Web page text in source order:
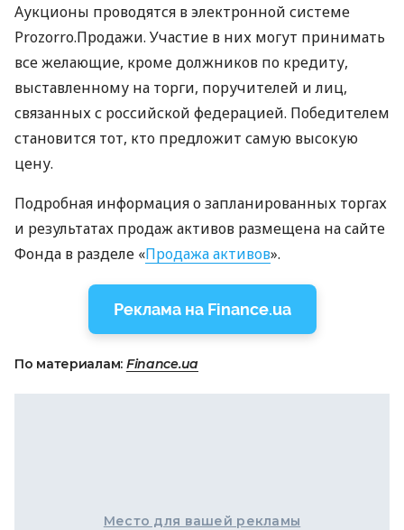
Аукционы проводятся в электронной системе
Prozorro.Продажи. Участие в них могут принимать
все желающие, кроме должников по кредиту,
выставленному на торги, поручителей и лиц,
связанных с российской федерацией. Победителем
становится тот, кто предложит самую высокую
цену.
Подробная информация о запланированных торгах
и результатах продаж активов размещена на сайте
Фонда в разделе «Продажа активов».
Реклама на Finance.ua
По материалам: Finance.ua
Место для вашей рекламы